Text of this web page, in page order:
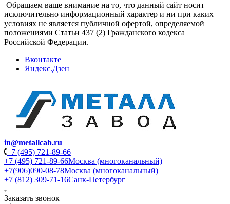
Обращаем ваше внимание на то, что данный сайт носит
исключительно информационный характер и ни при каких
условиях не является публичной офертой, определяемой
положениями Статьи 437 (2) Гражданского кодекса
Российской Федерации.
Вконтакте
Яндекс.Дзен
in@metallcab.ru
+7 (495) 721-89-66
+7 (495) 721-89-66Москва (многоканальный)
+7(906)090-08-78Москва (многоканальный)
+7 (812) 309-71-16Санк-Петербург
Заказать звонок